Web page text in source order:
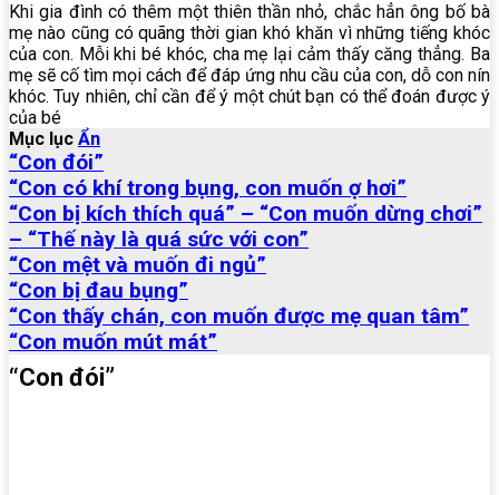
Khi gia đình có thêm một thiên thần nhỏ, chắc hẳn ông bố bà
mẹ nào cũng có quãng thời gian khó khăn vì những tiếng khóc
của con. Mỗi khi bé khóc, cha mẹ lại cảm thấy căng thẳng. Ba
mẹ sẽ cố tìm mọi cách để đáp ứng nhu cầu của con, dỗ con nín
khóc. Tuy nhiên, chỉ cần để ý một chút bạn có thể đoán được ý
của bé
Mục lục Ẩn
“Con đói”
“Con có khí trong bụng, con muốn ợ hơi”
“Con bị kích thích quá” – “Con muốn dừng chơi”
– “Thế này là quá sức với con”
“Con mệt và muốn đi ngủ”
“Con bị đau bụng”
“Con thấy chán, con muốn được mẹ quan tâm”
“Con muốn mút mát”
“Con đói”